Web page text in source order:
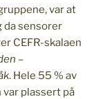
var at
sensorer
CEFR-skalaen
–
. Hele 55 % av
plassert på